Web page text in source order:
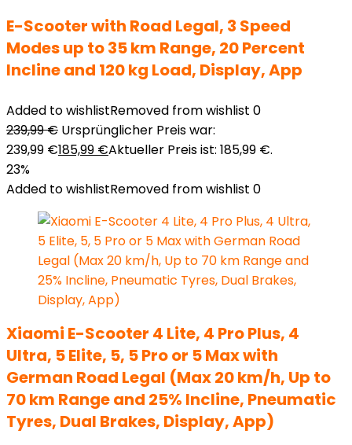
E-Scooter with Road Legal, 3 Speed
Modes up to 35 km Range, 20 Percent
Incline and 120 kg Load, Display, App
Added to wishlistRemoved from wishlist 0
239,99€ Ursprünglicher Preis war:
239,99 €185,99 €Aktueller Preis ist: 185,99 €.
23%
Added to wishlistRemoved from wishlist 0
Xiaomi E-Scooter 4 Lite, 4 Pro Plus, 4
Ultra, 5 Elite, 5, 5 Pro or 5 Max with
German Road Legal (Max 20 km/h, Up to
70 km Range and 25% Incline, Pneumatic
Tyres, Dual Brakes, Display, App)